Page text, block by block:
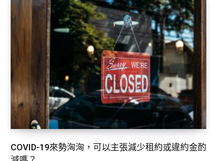
COVID-19來勢洶洶，可以主張減少租約或違約金酌